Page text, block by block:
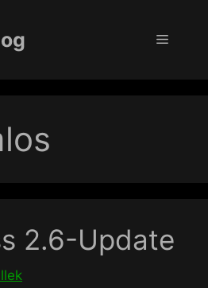
Menü
2.6-Update